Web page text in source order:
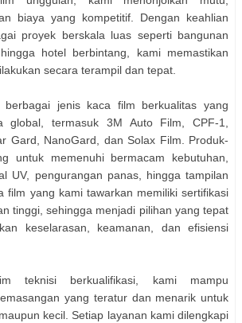
biaya yang kompetitif. Dengan keahlian
proyek berskala luas seperti bangunan
hotel berbintang, kami memastikan
secara terampil dan tepat.
berbagai jenis kaca film berkualitas yang
global, termasuk 3M Auto Film, CPF-1,
Gard, NanoGard, dan Solax Film. Produk-
untuk memenuhi bermacam kebutuhan,
UV, pengurangan panas, hingga tampilan
film yang kami tawarkan memiliki sertifikasi
tinggi, sehingga menjadi pilihan yang tepat
keselarasan, keamanan, dan efisiensi
teknisi berkualifikasi, kami mampu
yang teratur dan menarik untuk
kecil. Setiap layanan kami dilengkapi